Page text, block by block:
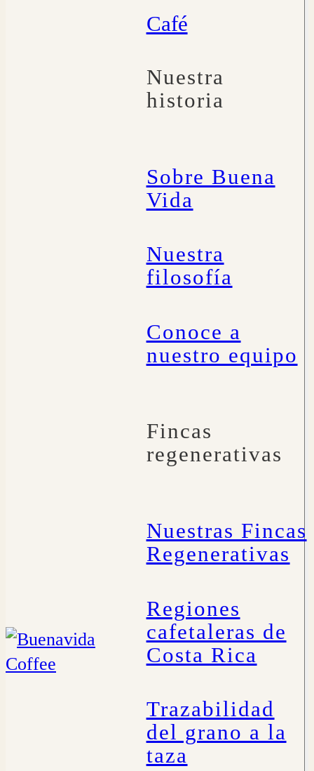
Café
Nuestra
historia
Sobre Buena
Vida
Nuestra
filosofía
Conoce a
nuestro equipo
Fincas
regenerativas
Nuestras Fincas
Regenerativas
Regiones
cafetaleras de
Costa Rica
Trazabilidad
del grano a la
taza